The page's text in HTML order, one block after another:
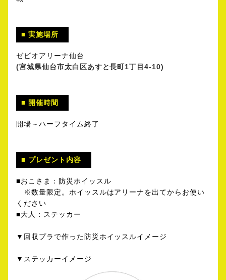
実施場所
ゼビオアリーナ仙台
(宮城県仙台市太白区あすと長町1丁目4-10)
開催時間
開場～ハーフタイム終了
プレゼント内容
■おこさま：防災ホイッスル
※数量限定。ホイッスルはアリーナを出てからお使い
ください
■大人：ステッカー
▼回収プラで作った防災ホイッスルイメージ
▼ステッカーイメージ